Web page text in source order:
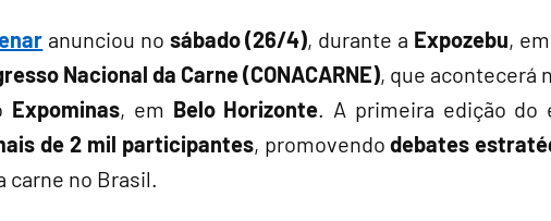
anunciou no sábado (26/4), durante a Expozebu, em
Nacional da Carne (CONACARNE), que acontecerá
Expominas, em Belo Horizonte. A primeira edição do
de 2 mil participantes, promovendodebates
carne no Brasil.